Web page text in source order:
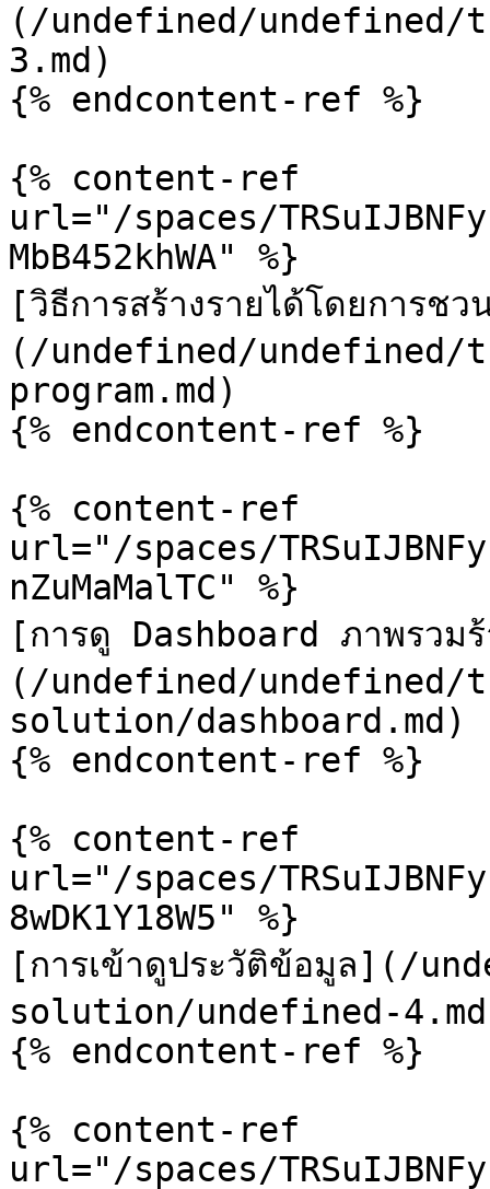
(/undefined/undefined/
3.md)
{% endcontent-ref %}
{% content-ref
url="/spaces/
MbB452khWA" %}
[วิธีการสร้างรายได้โดยกา
(/undefined/
program.md)
{% endcontent-ref %}
{% content-ref
url="/spaces/
nZuMaMalTC" %}
[การดู Dashboard ภาพรวม
(/undefined/undefined/
solution/dashboard.md)
{% endcontent-ref %}
{% content-ref
url="/spaces/
8wDK1Y18W5" %}
[การเข้าดูประวัติข้อมูล](/
solution/undefined-
{% endcontent-ref %}
{% content-ref
url="/spaces/